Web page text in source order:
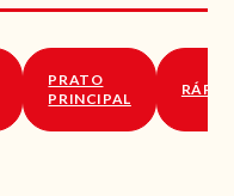
PRATO
PRINCIPAL